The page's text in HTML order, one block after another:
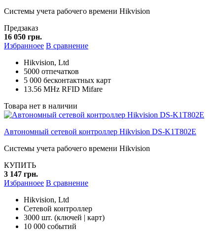
Системы учета рабочего времени Hikvision
Предзаказ
16 050 грн.
Избранноее В сравнение
Hikvision, Ltd
5000 отпечатков
5 000 бесконтактных карт
13.56 MHz RFID Mifare
Товара нет в наличии
Автономный сетевой контроллер Hikvision DS-K1T802E
Системы учета рабочего времени Hikvision
КУПИТЬ
3 147 грн.
Избранноее В сравнение
Hikvision, Ltd
Сетевой контроллер
3000 шт. (ключей | карт)
10 000 событий